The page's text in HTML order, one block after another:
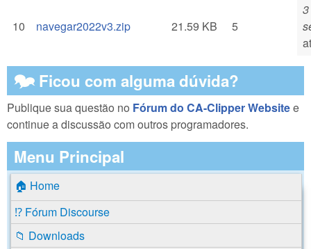
10 navegar2022v3.zip 21.59 KB 5
🗫 Ficou com alguma dúvida?
Publique sua questão no Fórum do CA-Clipper Websitee
continue a discussão com outros programadores.
Menu Principal
🏠 Home
⁉️ Fórum Discourse
📁 Downloads